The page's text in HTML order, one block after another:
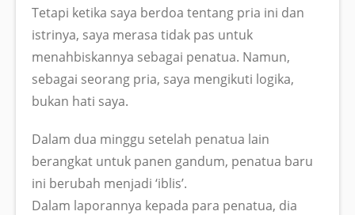
Tetapi ketika saya berdoa tentang pria ini dan
istrinya, saya merasa tidak pas untuk
menahbiskannya sebagai penatua. Namun,
sebagai seorang pria, saya mengikuti logika,
bukan hati saya.
Dalam dua minggu setelah penatua lain
berangkat untuk panen gandum, penatua baru
ini berubah menjadi ‘iblis’.
Dalam laporannya kepada para penatua, dia